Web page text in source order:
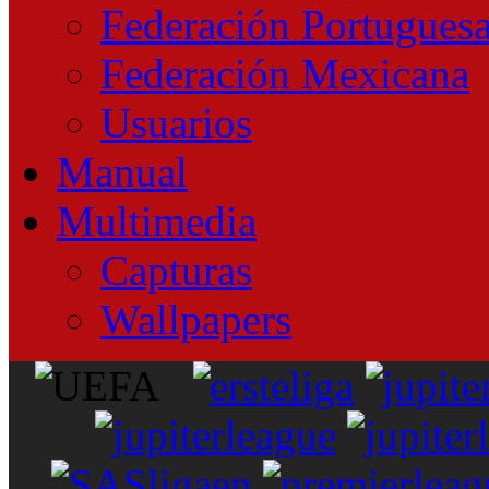
Federación
Federación Mexicana
Usuarios
Manual
Multimedia
Capturas
Wallpapers